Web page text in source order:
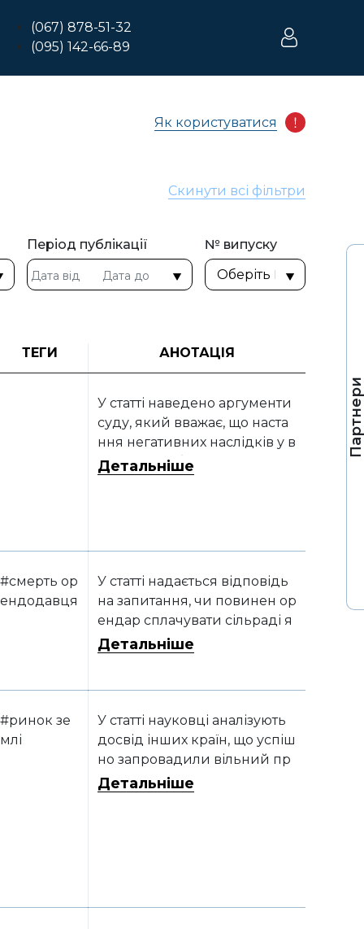
Партнери
(067) 878-51-32
(095) 142-66-89
Як користуватися
Період публікації № випуску
Скинути всі фільтри
ТЕГИ АНОТАЦІЯ
У статті наведено аргументи
суду, який вважає, що наста
ння негативних наслідків у в
игляді загибелі врожаю не м
ового кодексу України нема
є
Детальніше
#смерть ор
ендодавця
У статті надається відповідь
на запитання, чи повинен ор
ендар сплачувати сільраді я
к новому власникові земель
Детальніше
#ринок зе
млі
У статті науковці аналізують
досвід інших країн, що успіш
но запровадили вільний пр
одаж земель сільгосппризн
Детальніше